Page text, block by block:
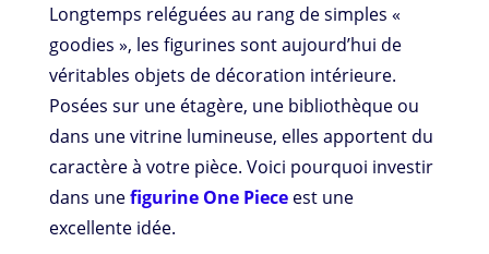
Longtemps reléguées au rang de simples «
goodies », les figurines sont aujourd’hui de
véritables objets de décoration intérieure.
Posées sur une étagère, une bibliothèque ou
dans une vitrine lumineuse, elles apportent du
caractère à votre pièce. Voici pourquoi investir
dans unefigurine One Pieceest une
excellente idée.